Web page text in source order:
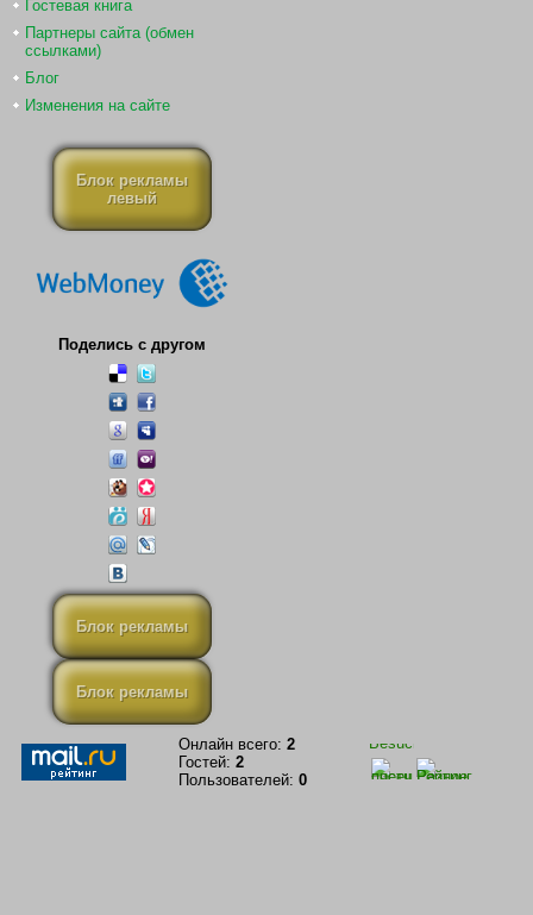
Гостевая книга
Партнеры сайта (обмен
ссылками)
Блог
Изменения на сайте
Блок рекламы
левый
Поделись с другом
Блок рекламы
Блок рекламы
Онлайн всего: 2
Гостей: 2
Пользователей: 0